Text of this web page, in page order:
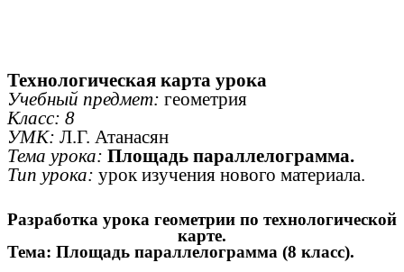
Технологическая карта урока
Учебный предмет: геометрия
Класс: 8
УМК: Л.Г. Атанасян
Тема урока: Площадь параллелограмма.
Тип урока: урок изучения нового материала.
Разработка урока геометрии по технологической
карте.
Тема: Площадь параллелограмма (8 класс).